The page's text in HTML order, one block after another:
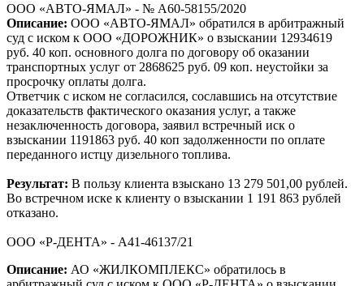
ООО «АВТО-ЯМАЛ» - № А60-58155/2020
Описание: ООО «АВТО-ЯМАЛ» обратился в арбитражный
суд с иском к ООО «ДОРОЖНИК» о взыскании 12934619
руб. 40 коп. основного долга по договору об оказании
транспортных услуг от 2868625 руб. 09 коп. неустойки за
просрочку оплаты долга.
Ответчик с иском не согласился, сославшись на отсутствие
доказательств фактического оказания услуг, а также
незаключенность договора, заявил встречный иск о
взыскании 1191863 руб. 40 коп задолженности по оплате
переданного истцу дизельного топлива.
Результат: В пользу клиента взыскано 13 279 501,00 рублей.
Во встречном иске к клиенту о взыскании 1 191 863 рублей
отказано.
ООО «Р-ДЕНТА» - А41-46137/21
Описание: АО «ЖИЛКОМПЛЕКС» обратилось в